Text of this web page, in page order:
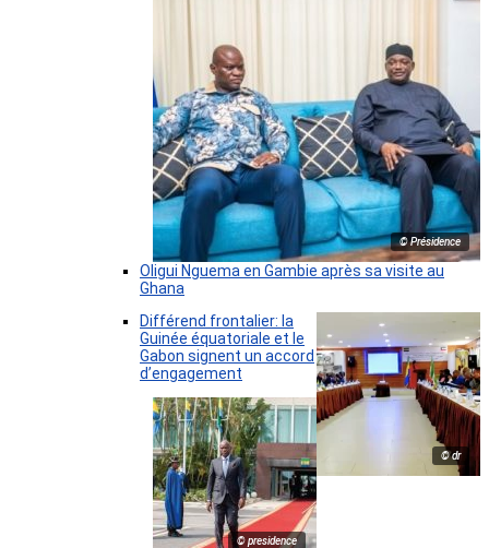
© Présidence
Oligui Nguema en Gambie après sa visite au
Ghana
© dr
Différend frontalier: la
Guinée équatoriale et le
Gabon signent un accord
d’engagement
© presidence